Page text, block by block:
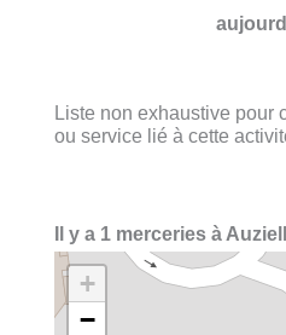
Liste non exhaustive pour
ou service lié à cette
Il y a 1 merceries à
+
−